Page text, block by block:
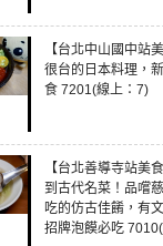
【台北中山國中站
很台的日本料理，
食 7201(線上：7)
【台北善導寺站美
到古代名菜！品嚐
吃的仿古佳餚，有
招牌泡饃必吃